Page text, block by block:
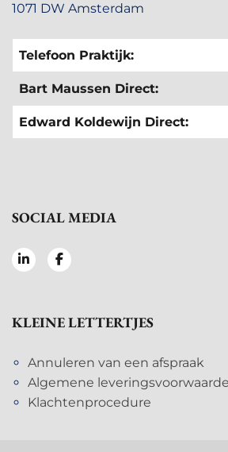
1071 DW Amsterdam
Telefoon Praktijk:
Bart Maussen Direct:
Edward Koldewijn Direct:
SOCIAL MEDIA
KLEINE LETTERTJES
Annuleren van een afspraak
Algemene
Klachtenprocedure